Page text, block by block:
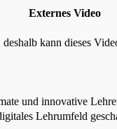
Externes Video
kann dieses
und innovative
Lehrumfeld